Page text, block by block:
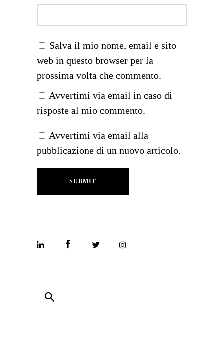
Salva il mio nome, email e sito
web in questo browser per la
prossima volta che commento.
Avvertimi via email in caso di
risposte al mio commento.
Avvertimi via email alla
pubblicazione di un nuovo articolo.
SUBMIT